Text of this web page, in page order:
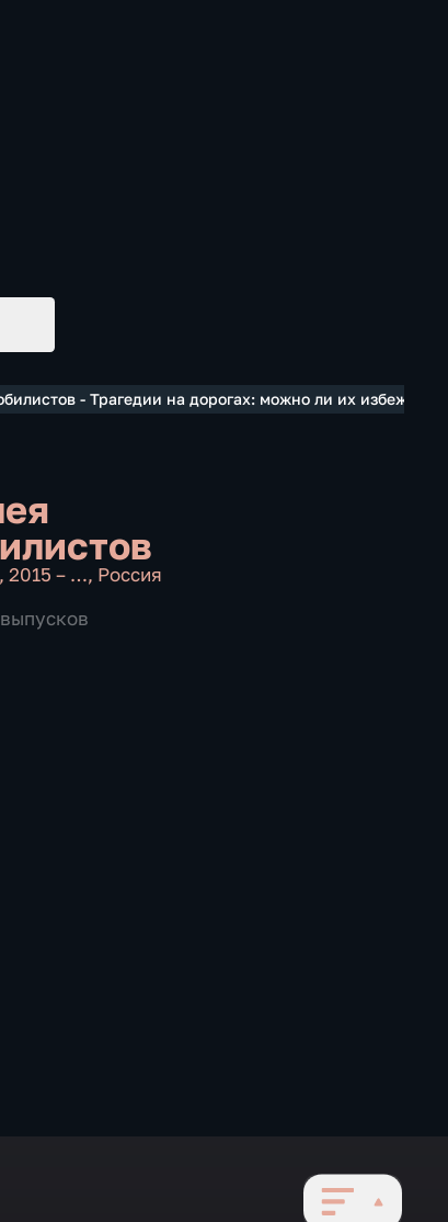
- Трагедии на дорогах: можно ли их избежать?
, 2015 – …, Россия